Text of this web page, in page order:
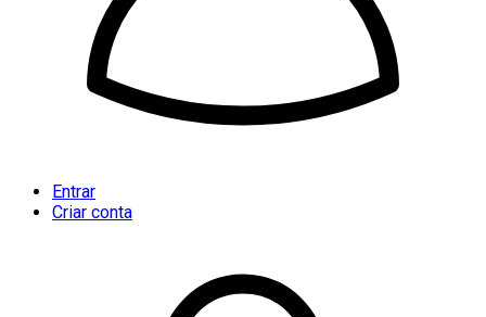
Entrar
Criar conta